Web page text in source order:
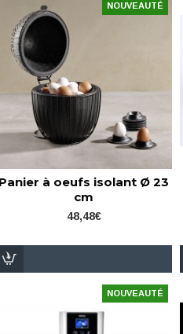
NOUVEAUTÉ
à oeufs isolant Ø 23
cm
48,48€
NOUVEAUTÉ